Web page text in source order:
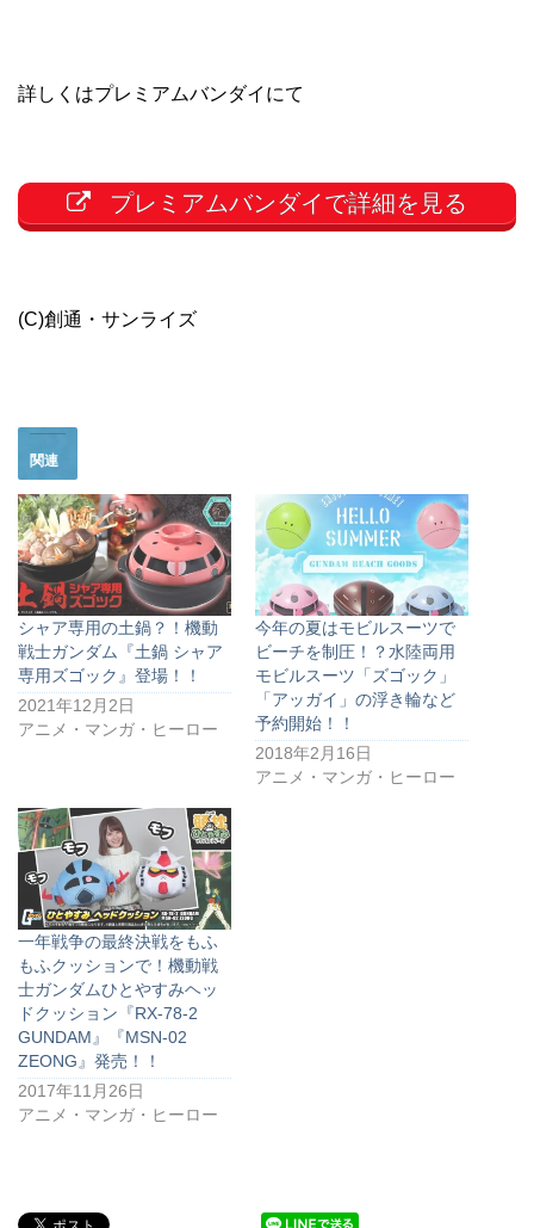
詳しくはプレミアムバンダイにて
プレミアムバンダイで詳細を見る
(C)創通・サンライズ
関連
シャア専用の土鍋？！機動
戦士ガンダム『土鍋 シャア
専用ズゴック』登場！！
2021年12月2日
アニメ・マンガ・ヒーロー
今年の夏はモビルスーツで
ビーチを制圧！？水陸両用
モビルスーツ「ズゴック」
「アッガイ」の浮き輪など
予約開始！！
2018年2月16日
アニメ・マンガ・ヒーロー
一年戦争の最終決戦をもふ
もふクッションで！機動戦
士ガンダムひとやすみヘッ
ドクッション『RX-78-2
GUNDAM』『MSN-02
ZEONG』発売！！
2017年11月26日
アニメ・マンガ・ヒーロー